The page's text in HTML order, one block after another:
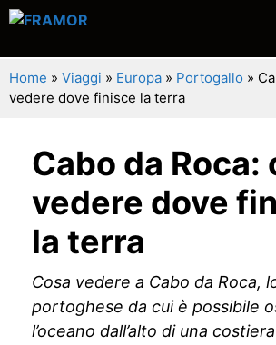
Vai
contenuto
Home » Viaggi » Europa » Portogallo »
vedere dove finisce la terra
Cabo da Roca:
vedere dove
la terra
Cosa vedere a Cabo da Roca,
portoghese da cui è possibile
l’oceano dall’alto di una